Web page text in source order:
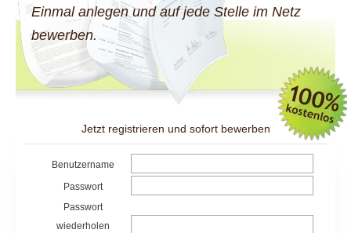
Einmal anlegen und auf jede Stelle im Netz
bewerben.
Jetzt registrieren und sofort bewerben
Benutzername
Passwort
Passwort
wiederholen